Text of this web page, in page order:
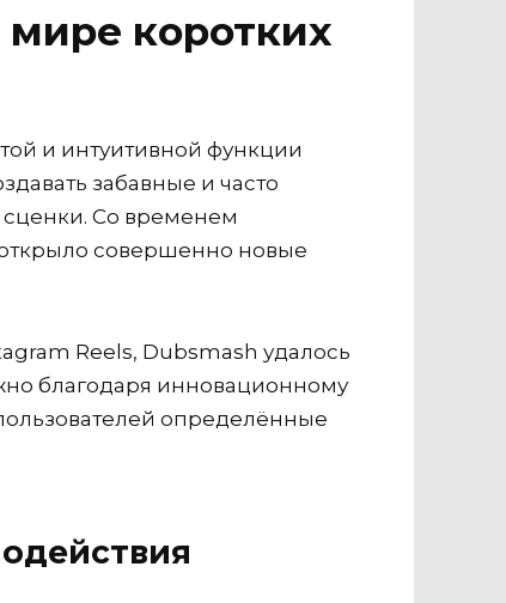
коротких
и интуитивной функции
забавные и часто
Со временем
совершенно новые
Reels, Dubsmash удалось
благодаря инновационному
определённые